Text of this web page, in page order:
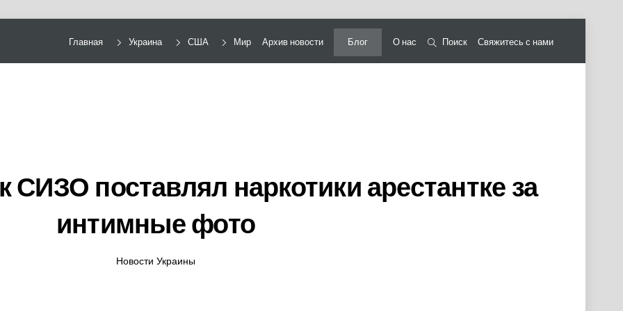
Главная Украина США Мир Архив новости Блог О нас Поиск Свяжитесь с нами
СИЗО поставлял наркотики арестантке за
интимные фото
Новости Украины